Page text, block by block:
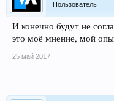
Пользователь
И конечно будут не
это моё мнение, мой
25 май 2017